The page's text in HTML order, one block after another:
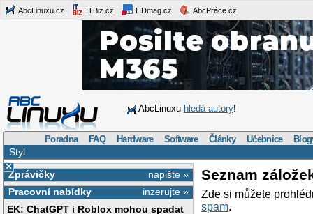
AbcLinuxu.cz ITBiz.cz HDmag.cz AbcPráce.cz
AbcLinuxu hledá autory!
Poradna FAQ Hardware Software Články Učebnice
Styl
×
napište »
Zprávičky
inzerujte »
Pracovní nabídky
EK: ChatGPT i Roblox mohou spadat
Seznam
Zde si můžete
spam.